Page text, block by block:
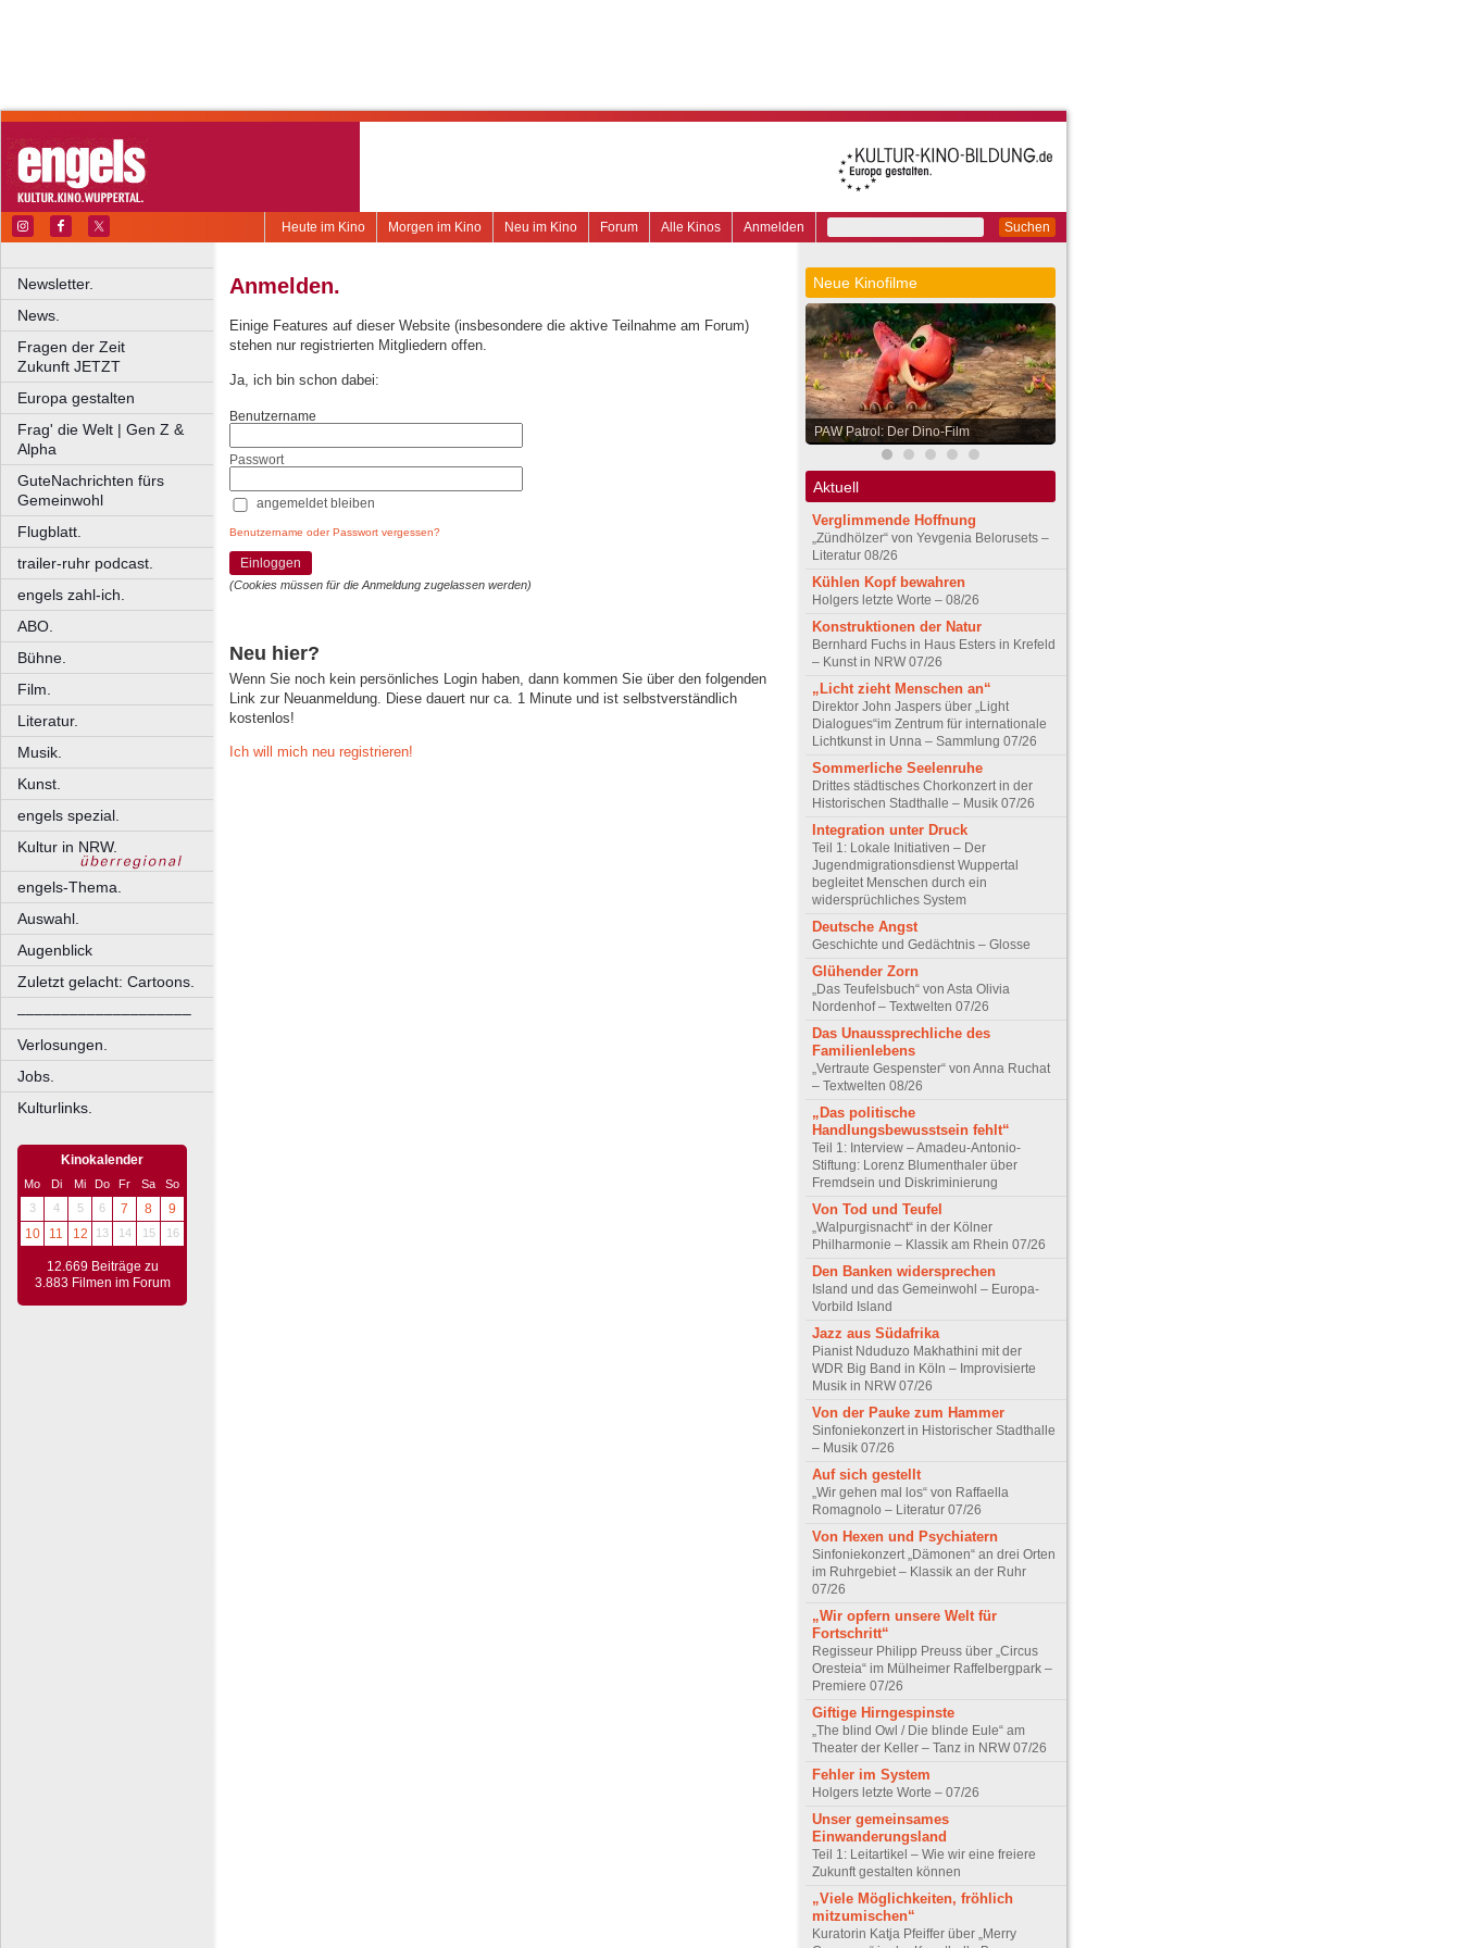
Suchen
Anmelden
Alle Kinos
Forum
Neu im Kino
Morgen im Kino
Heute im Kino
Newsletter.
News.
Fragen der Zeit
Zukunft JETZT
Europa gestalten
Frag' die Welt | Gen Z &
Alpha
GuteNachrichten fürs
Gemeinwohl
Flugblatt.
trailer-ruhr podcast.
engels zahl-ich.
ABO.
Bühne.
Film.
Literatur.
Musik.
Kunst.
engels spezial.
Kultur in NRW.
engels-Thema.
Auswahl.
Augenblick
Zuletzt gelacht: Cartoons.
––––––––––––––––––––
Verlosungen.
Jobs.
Kulturlinks.
Kinokalender
Mo Di Mi Do Fr Sa
So
3
4 5 6 7 8
9
10
11 12 13 14 15 16
12.669 Beiträge zu
3.883 Filmen im Forum
Anmelden.
Einige Features auf dieser Website (insbesondere die aktive Teilnahme am Forum)
stehen nur registrierten Mitgliedern offen.
Ja, ich bin schon dabei:
Benutzername
Passwort
angemeldet bleiben
Benutzername oder Passwort vergessen?
Einloggen
(Cookies müssen für die Anmeldung zugelassen werden)
Neu hier?
Wenn Sie noch kein persönliches Login haben, dann kommen Sie über den folgenden
Link zur Neuanmeldung. Diese dauert nur ca. 1 Minute und ist selbstverständlich
kostenlos!
Ich will mich neu registrieren!
Neue Kinofilme
PAW Patrol: Der Dino-Film
Aktuell
Verglimmende Hoffnung
„Zündhölzer“ von Yevgenia Belorusets –
Literatur 08/26
Kühlen Kopf bewahren
Holgers letzte Worte – 08/26
Konstruktionen der Natur
Bernhard Fuchs in Haus Esters in Krefeld
– Kunst in NRW 07/26
„Licht zieht Menschen an“
Direktor John Jaspers über „Light
Dialogues“im Zentrum für internationale
Lichtkunst in Unna – Sammlung 07/26
Sommerliche Seelenruhe
Drittes städtisches Chorkonzert in der
Historischen Stadthalle – Musik 07/26
Integration unter Druck
Teil 1: Lokale Initiativen – Der
Jugendmigrationsdienst Wuppertal
begleitet Menschen durch ein
widersprüchliches System
Deutsche Angst
Geschichte und Gedächtnis – Glosse
Glühender Zorn
„Das Teufelsbuch“ von Asta Olivia
Nordenhof – Textwelten 07/26
Das Unaussprechliche des
Familienlebens
„Vertraute Gespenster“ von Anna Ruchat
– Textwelten 08/26
„Das politische
Handlungsbewusstsein fehlt“
Teil 1: Interview – Amadeu-Antonio-
Stiftung: Lorenz Blumenthaler über
Fremdsein und Diskriminierung
Von Tod und Teufel
„Walpurgisnacht“ in der Kölner
Philharmonie – Klassik am Rhein 07/26
Den Banken widersprechen
Island und das Gemeinwohl – Europa-
Vorbild Island
Jazz aus Südafrika
Pianist Nduduzo Makhathini mit der
WDR Big Band in Köln – Improvisierte
Musik in NRW 07/26
Von der Pauke zum Hammer
Sinfoniekonzert in Historischer Stadthalle
– Musik 07/26
Auf sich gestellt
„Wir gehen mal los“ von Raffaella
Romagnolo – Literatur 07/26
Von Hexen und Psychiatern
Sinfoniekonzert „Dämonen“ an drei Orten
im Ruhrgebiet – Klassik an der Ruhr
07/26
„Wir opfern unsere Welt für
Fortschritt“
Regisseur Philipp Preuss über „Circus
Oresteia“ im Mülheimer Raffelbergpark –
Premiere 07/26
Giftige Hirngespinste
„The blind Owl / Die blinde Eule“ am
Theater der Keller – Tanz in NRW 07/26
Fehler im System
Holgers letzte Worte – 07/26
Unser gemeinsames
Einwanderungsland
Teil 1: Leitartikel – Wie wir eine freiere
Zukunft gestalten können
„Viele Möglichkeiten, fröhlich
mitzumischen“
Kuratorin Katja Pfeiffer über „Merry